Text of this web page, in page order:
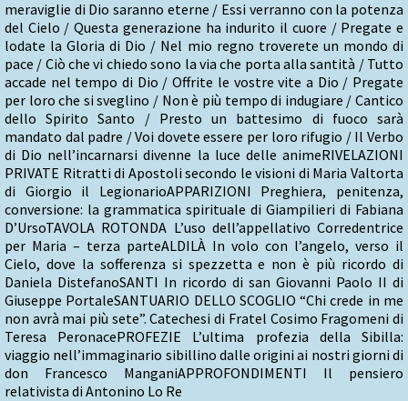
meraviglie di Dio saranno eterne / Essi verranno con la potenza
del Cielo / Questa generazione ha indurito il cuore / Pregate e
lodate la Gloria di Dio / Nel mio regno troverete un mondo di
pace / Ciò che vi chiedo sono la via che porta alla santità / Tutto
accade nel tempo di Dio / Offrite le vostre vite a Dio / Pregate
per loro che si sveglino / Non è più tempo di indugiare / Cantico
dello Spirito Santo / Presto un battesimo di fuoco sarà
mandato dal padre / Voi dovete essere per loro rifugio / Il Verbo
di Dio nell’incarnarsi divenne la luce delle animeRIVELAZIONI
PRIVATE Ritratti di Apostoli secondo le visioni di Maria Valtorta
di Giorgio il LegionarioAPPARIZIONI Preghiera, penitenza,
conversione: la grammatica spirituale di Giampilieri di Fabiana
D’UrsoTAVOLA ROTONDA L’uso dell’appellativo Corredentrice
per Maria – terza parteALDILÀ In volo con l’angelo, verso il
Cielo, dove la sofferenza si spezzetta e non è più ricordo di
Daniela DistefanoSANTI In ricordo di san Giovanni Paolo II di
Giuseppe PortaleSANTUARIO DELLO SCOGLIO “Chi crede in me
non avrà mai più sete”. Catechesi di Fratel Cosimo Fragomeni di
Teresa PeronacePROFEZIE L’ultima profezia della Sibilla:
viaggio nell’immaginario sibillino dalle origini ai nostri giorni di
don Francesco ManganiAPPROFONDIMENTI Il pensiero
relativista di Antonino Lo Re